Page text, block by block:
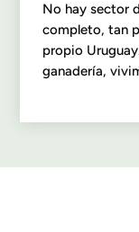
No hay sector
completo, tan
propio
ganadería,